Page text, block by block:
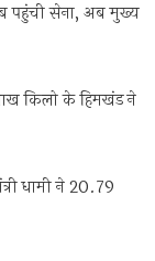
पहुंची सेना, अब मुख्य
किलो के हिमखंड ने
धामी ने 20.79